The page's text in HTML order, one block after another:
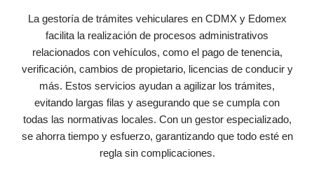
La gestoría de trámites vehiculares en CDMX y Edomex
facilita la realización de procesos administrativos
relacionados con vehículos, como el pago de tenencia,
verificación, cambios de propietario, licencias de conducir y
más. Estos servicios ayudan a agilizar los trámites,
evitando largas filas y asegurando que se cumpla con
todas las normativas locales. Con un gestor especializado,
se ahorra tiempo y esfuerzo, garantizando que todo esté en
regla sin complicaciones.